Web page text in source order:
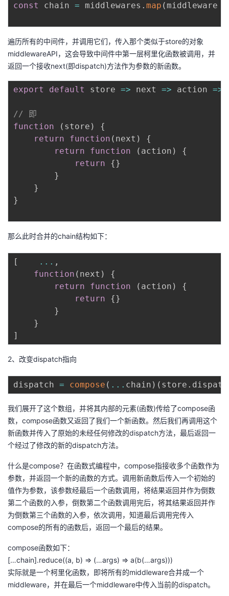
const chain = middlewares . map ( middleware
遍历所有的中间件，并调用它们，传入那个类似于store的对象
middlewareAPI，这会导致中间件中第一层柯里化函数被调用，并
返回一个接收next(即dispatch)方法作为参数的新函数。
export default store => next => action =>
// 即
function
( store )
{
return
function ( next )
{
return
function ( action )
{
return
{}
}
}
}
那么此时合并的chain结构如下：
[ ... ,
function ( next )
{
return
function ( action )
{
return
{}
}
}
]
2、改变dispatch指向
dispatch = compose ( ... chain ) ( store .
我们展开了这个数组，并将其内部的元素(函数)传给了compose函
数，compose函数又返回了我们一个新函数。然后我们再调用这个
新函数并传入了原始的未经任何修改的dispatch方法，最后返回一
个经过了修改的新的dispatch方法。
什么是compose？在函数式编程中，compose指接收多个函数作为
参数，并返回一个新的函数的方式。调用新函数后传入一个初始的
值作为参数，该参数经最后一个函数调用，将结果返回并作为倒数
第二个函数的入参，倒数第二个函数调用完后，将其结果返回并作
为倒数第三个函数的入参，依次调用，知道最后调用完传入
compose的所有的函数后，返回一个最后的结果。
compose函数如下：
[…chain].reduce((a, b) => (…args) => a(b(…args)))
实际就是一个柯里化函数，即将所有的middleware合并成一个
middleware，并在最后一个middleware中传入当前的dispatch。